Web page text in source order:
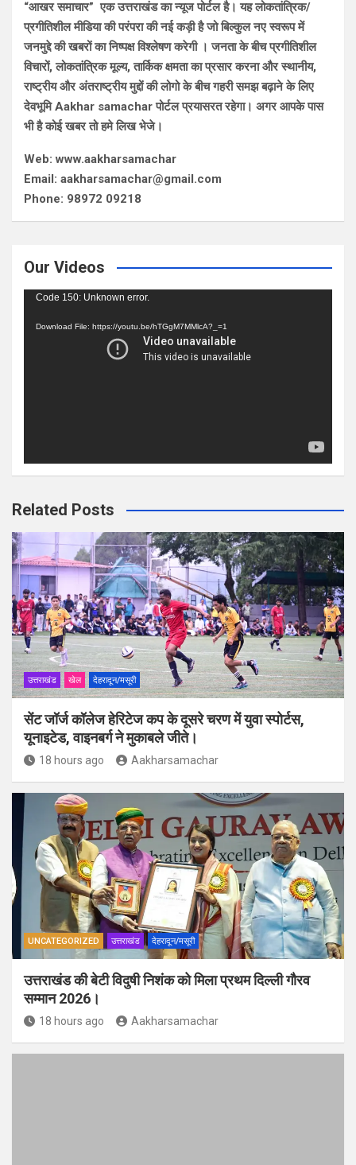
“आखर समाचार” एक उत्तराखंड का न्यूज पोर्टल है। यह लोकतांत्रिक/
प्रगीतिशील मीडिया की परंपरा की नई कड़ी है जो बिल्कुल नए स्वरूप में
जनमुद्दे की खबरों का निष्पक्ष विश्लेषण करेगी । जनता के बीच प्रगीतिशील
विचारों, लोकतांत्रिक मूल्य, तार्किक क्षमता का प्रसार करना और स्थानीय,
राष्ट्रीय और अंतराष्ट्रीय मुद्दों की लोगो के बीच गहरी समझ बढ़ाने के लिए
देवभूमि Aakhar samachar पोर्टल प्रयासरत रहेगा। अगर आपके पास
भी है कोई खबर तो हमे लिख भेजे।
Web: www.aakharsamachar
Email: aakharsamachar@gmail.com
Phone: 98972 09218
Our Videos
Video
Code 150: Unknown error.
Download File: https://youtu.be/hTGgM7MMlcA?_=1
Related Posts
उत्तराखंड खेल देहरादून/मसूरी
सेंट जॉर्ज कॉलेज हेरिटेज कप के दूसरे चरण में युवा स्पोर्टस,
यूनाइटेड, वाइनबर्ग ने मुकाबले जीते।
18 hours ago Aakharsamachar
UNCATEGORIZED उत्तराखंड देहरादून/मसूरी
उत्तराखंड की बेटी विदुषी निशंक को मिला प्रथम दिल्ली गौरव
सम्मान 2026।
18 hours ago Aakharsamachar